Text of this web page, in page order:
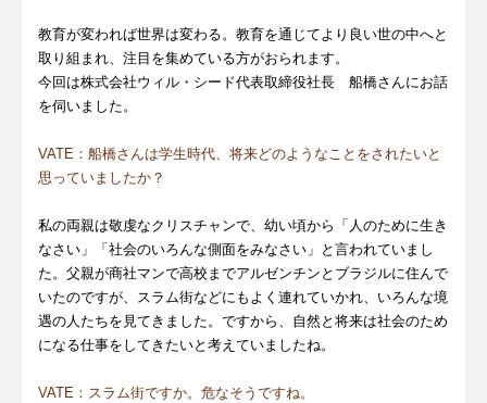
教育が変われば世界は変わる。教育を通じてより良い世の中へと
取り組まれ、注目を集めている方がおられます。
今回は株式会社ウィル・シード代表取締役社長 船橋さんにお話
を伺いました。
VATE：船橋さんは学生時代、将来どのようなことをされたいと
思っていましたか？
私の両親は敬虔なクリスチャンで、幼い頃から「人のために生き
なさい」「社会のいろんな側面をみなさい」と言われていまし
た。父親が商社マンで高校までアルゼンチンとブラジルに住んで
いたのですが、スラム街などにもよく連れていかれ、いろんな境
遇の人たちを見てきました。ですから、自然と将来は社会のため
になる仕事をしてきたいと考えていましたね。
VATE：スラム街ですか。危なそうですね。